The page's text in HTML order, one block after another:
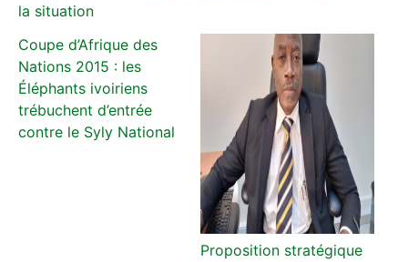
la situation
Coupe d’Afrique des
Nations 2015 : les
Éléphants ivoiriens
trébuchent d’entrée
contre le Syly National
Proposition stratégique